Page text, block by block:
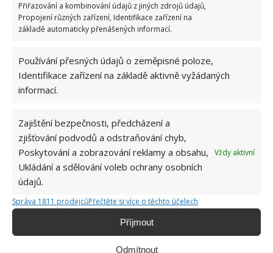
Přiřazování a kombinování údajů z jiných zdrojů údajů,
Propojení různých zařízení, Identifikace zařízení na
základě automaticky přenášených informací.
Používání přesných údajů o zeměpisné poloze,
Identifikace zařízení na základě aktivně vyžádaných
informací.
Zajištění bezpečnosti, předcházení a
zjišťování podvodů a odstraňování chyb,
Poskytování a zobrazování reklamy a obsahu,
Ukládání a sdělování voleb ochrany osobních
údajů.
Vždy aktivní
Správa 1811 prodejcůPřečtěte si více o těchto účelech
Příjmout
Odmítnout
Retro kvíz o oblíbených autech v dobách
socialismu: Tehdejší řidiči musí získat 10 z 10
bodů
ŽHAVÉ NOVINKY
Tyto rostliny odpuzují klíšťata. Ujistěte se, že je
máte na zahrádce
Pokojové rostliny pro začátečníky, které jsou
nenáročné a něco vydrží